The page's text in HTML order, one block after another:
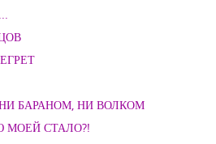
БАРАНОМ, НИ ВОЛКОМ
СТАЛО?!